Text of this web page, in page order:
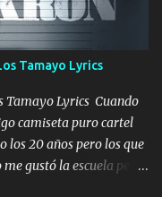
a la Luna y si
mi esposa Chingada
la p'uta loquera y al
la pinche tristeza me
de mi mente Ella era
Tamayo Lyrics
Tamayo Lyrics Cuando
camiseta puro cartel
los 20 años pero los que
gustó la escuela pero